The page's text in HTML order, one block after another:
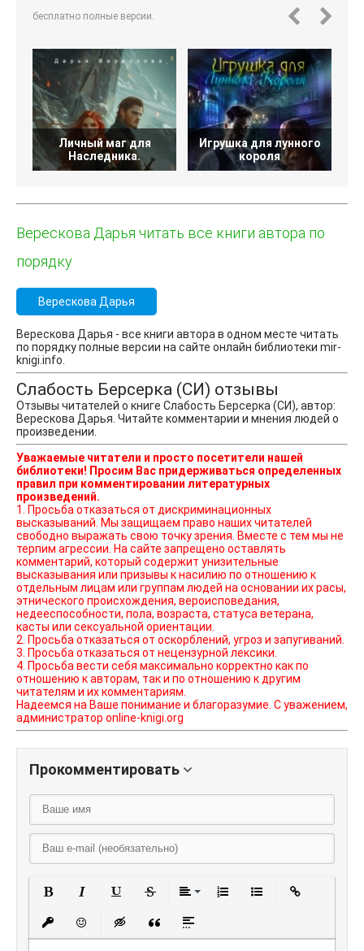
бесплатно полные версии.
Личный маг для
Наследника.
Игрушка для лунного
короля
Верескова Дарья читать все книги автора по
порядку
Верескова Дарья
Верескова Дарья - все книги автора в одном месте читать
по порядку полные версии на сайте онлайн библиотеки mir-
knigi.info.
Слабость Берсерка (СИ) отзывы
Отзывы читателей о книге Слабость Берсерка (СИ), автор:
Верескова Дарья. Читайте комментарии и мнения людей о
произведении.
Уважаемые читатели и просто посетители нашей
библиотеки! Просим Вас придерживаться определенных
правил при комментировании литературных
произведений.
1. Просьба отказаться от дискриминационных
высказываний. Мы защищаем право наших читателей
свободно выражать свою точку зрения. Вместе с тем мы не
терпим агрессии. На сайте запрещено оставлять
комментарий, который содержит унизительные
высказывания или призывы к насилию по отношению к
отдельным лицам или группам людей на основании их расы,
этнического происхождения, вероисповедания,
недееспособности, пола, возраста, статуса ветерана,
касты или сексуальной ориентации.
2. Просьба отказаться от оскорблений, угроз и запугиваний.
3. Просьба отказаться от нецензурной лексики.
4. Просьба вести себя максимально корректно как по
отношению к авторам, так и по отношению к другим
читателям и их комментариям.
Надеемся на Ваше понимание и благоразумие. С уважением,
администратор online-knigi.org
Прокомментировать
Вставить защищенную ссылку
Вставить смайлик
Вставка скрытого текста
Вставка цитаты
Вставка спойлера